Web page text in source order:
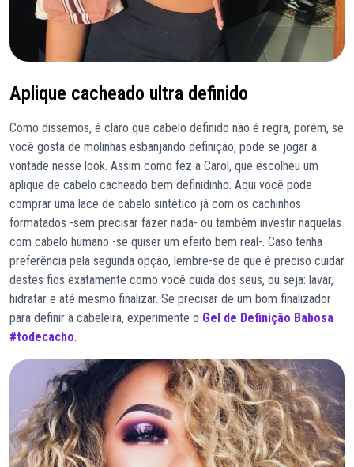
Aplique cacheado ultra definido
Como dissemos, é claro que cabelo definido não é regra, porém, se
você gosta de molinhas esbanjando definição, pode se jogar à
vontade nesse look. Assim como fez a Carol, que escolheu um
aplique de cabelo cacheado bem definidinho. Aqui você pode
comprar uma lace de cabelo sintético já com os cachinhos
formatados -sem precisar fazer nada- ou também investir naquelas
com cabelo humano -se quiser um efeito bem real-. Caso tenha
preferência pela segunda opção, lembre-se de que é preciso cuidar
destes fios exatamente como você cuida dos seus, ou seja: lavar,
hidratar e até mesmo finalizar. Se precisar de um bom finalizador
para definir a cabeleira, experimente o Gel de Definição Babosa
#todecacho.